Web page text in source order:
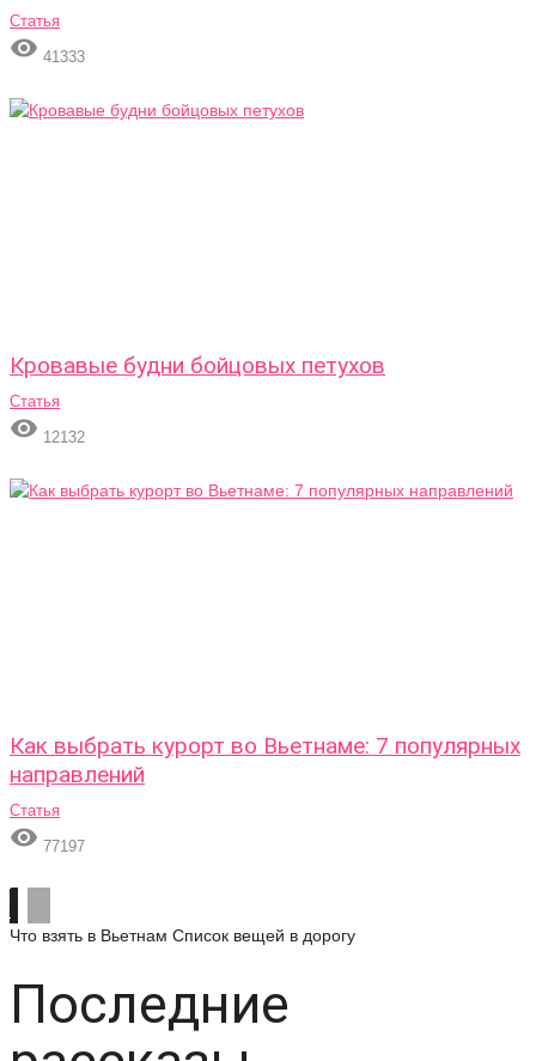
Статья
 41333
Кровавые будни бойцовых петухов
Статья
 12132
Как выбрать курорт во Вьетнаме: 7 популярных
направлений
Статья
 77197
Что взять в Вьетнам Список вещей в дорогу
Последние